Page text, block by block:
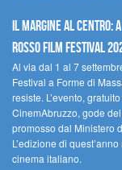
Il margine al centro:
Rosso Film Festival
Al via dal 1 al 7
Festival a Forme di
resiste. L’evento,
CinemAbruzzo, gode
promosso dal Ministero
L’edizione di
cinema italiano.